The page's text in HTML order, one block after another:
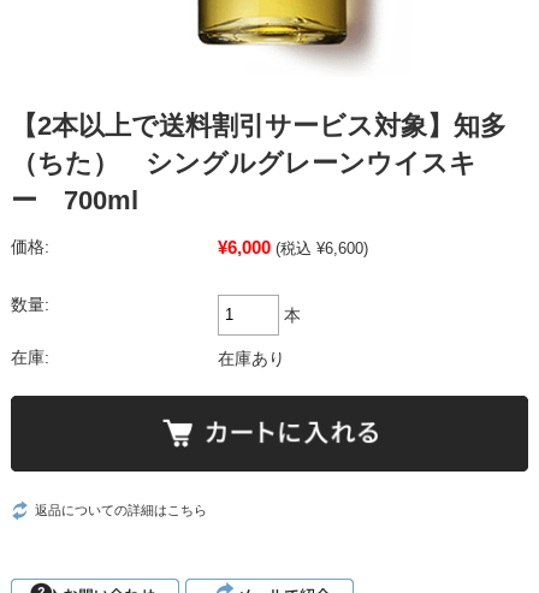
【2本以上で送料割引サービス対象】知多
（ちた） シングルグレーンウイスキ
ー 700ml
価格: ¥6,000 (税込 ¥6,600)
数量:
本
在庫: 在庫あり
返品についての詳細はこちら